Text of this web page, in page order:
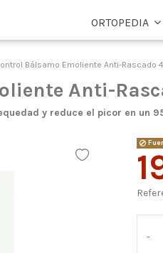
ORTOPEDIA
Bálsamo Emoliente Anti-Rascado
Anti-
y reduce el picor en un